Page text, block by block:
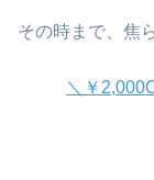
その時まで、焦
＼￥